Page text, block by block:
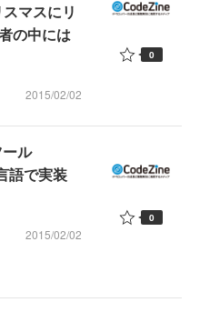
マスにリ
の中には
2015/02/02
0
ル
語で実装
2015/02/02
0